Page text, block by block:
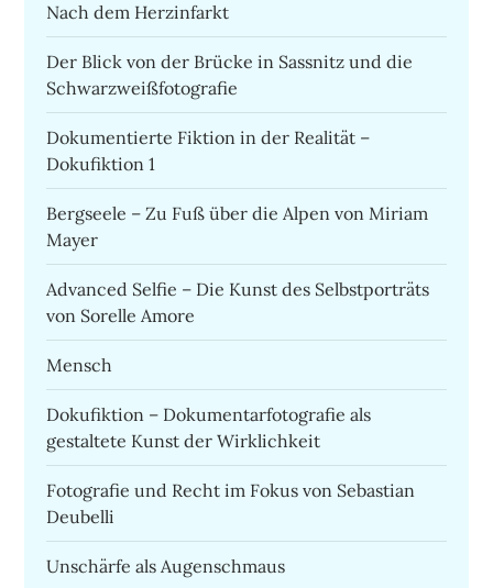
Nach dem Herzinfarkt
Der Blick von der Brücke in Sassnitz und die
Schwarzweißfotografie
Dokumentierte Fiktion in der Realität –
Dokufiktion 1
Bergseele – Zu Fuß über die Alpen von Miriam
Mayer
Advanced Selfie – Die Kunst des Selbstporträts
von Sorelle Amore
Mensch
Dokufiktion – Dokumentarfotografie als
gestaltete Kunst der Wirklichkeit
Fotografie und Recht im Fokus von Sebastian
Deubelli
Unschärfe als Augenschmaus